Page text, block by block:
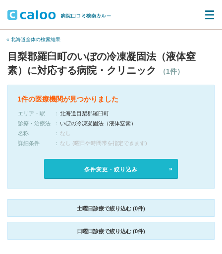
« 北海道全体の検索結果
目梨郡羅臼町のいぼの冷凍凝固法（液体窒
素）に対応する病院・クリニック
（1件）
1件の医療機関が見つかりました
エリア・駅
北海道目梨郡羅臼町
診療・治療法
いぼの冷凍凝固法（液体窒素）
名称
なし
詳細条件
なし (曜日や時間帯を指定できます)
条件変更・絞り込み
土曜日診療で絞り込む (0件)
日曜日診療で絞り込む (0件)